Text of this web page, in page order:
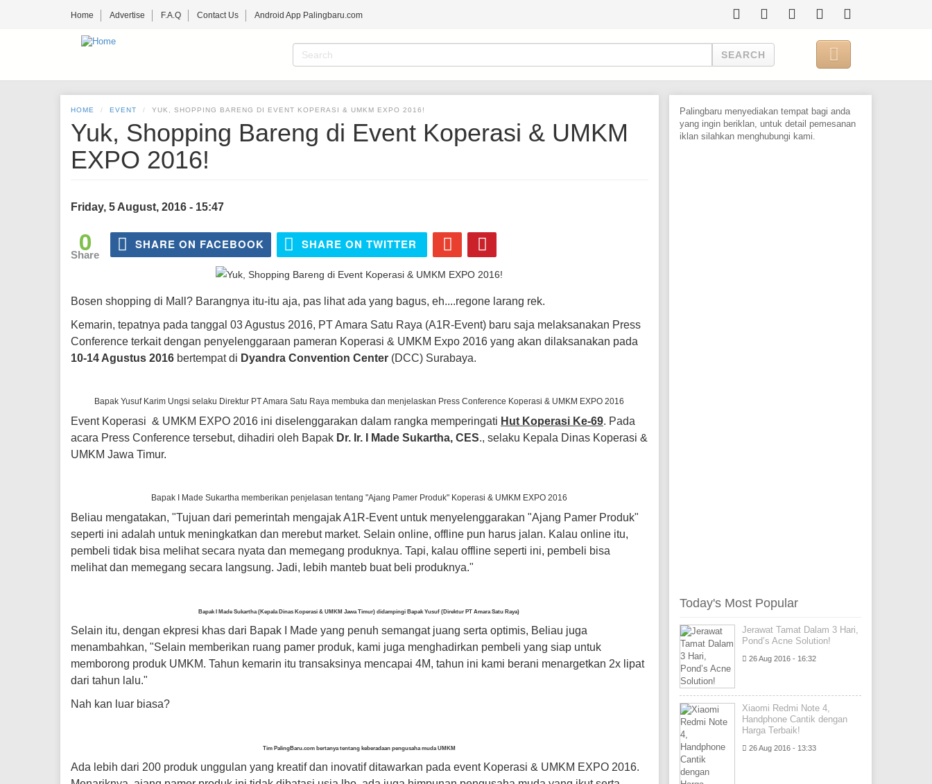
Home Advertise F.A.Q Contact Us Android App Palingbaru.com
Search
form
SEARCH

HOME EVENT YUK, SHOPPING BARENG DI EVENT KOPERASI & UMKM EXPO 2016!
Yuk, Shopping Bareng di Event Koperasi & UMKM
EXPO 2016!
Friday, 5 August, 2016 - 15:47
0
Share
SHARE ON FACEBOOK SHARE ON TWITTER
Bosen shopping di Mall? Barangnya itu-itu aja, pas lihat ada yang bagus, eh....regone larang rek.
Kemarin, tepatnya pada tanggal 03 Agustus 2016, PT Amara Satu Raya (A1R-Event) baru saja melaksanakan Press
Conference terkait dengan penyelenggaraan pameran Koperasi & UMKM Expo 2016 yang akan dilaksanakan pada
10-14 Agustus 2016 bertempat di Dyandra Convention Center (DCC) Surabaya.
Bapak Yusuf Karim Ungsi selaku Direktur PT Amara Satu Raya membuka dan menjelaskan Press Conference Koperasi & UMKM EXPO 2016
Event Koperasi & UMKM EXPO 2016 ini diselenggarakan dalam rangka memperingati Hut Koperasi Ke-69. Pada
acara Press Conference tersebut, dihadiri oleh Bapak Dr. Ir. I Made Sukartha, CES., selaku Kepala Dinas Koperasi &
UMKM Jawa Timur.
Bapak I Made Sukartha memberikan penjelasan tentang "Ajang Pamer Produk" Koperasi & UMKM EXPO 2016
Beliau mengatakan, "Tujuan dari pemerintah mengajak A1R-Event untuk menyelenggarakan "Ajang Pamer Produk"
seperti ini adalah untuk meningkatkan dan merebut market. Selain online, offline pun harus jalan. Kalau online itu,
pembeli tidak bisa melihat secara nyata dan memegang produknya. Tapi, kalau offline seperti ini, pembeli bisa
melihat dan memegang secara langsung. Jadi, lebih manteb buat beli produknya."
Bapak I Made Sukartha (Kepala Dinas Koperasi & UMKM Jawa Timur) didampingi Bapak Yusuf (Direktur PT Amara Satu Raya)
Selain itu, dengan ekpresi khas dari Bapak I Made yang penuh semangat juang serta optimis, Beliau juga
menambahkan, "Selain memberikan ruang pamer produk, kami juga menghadirkan pembeli yang siap untuk
memborong produk UMKM. Tahun kemarin itu transaksinya mencapai 4M, tahun ini kami berani menargetkan 2x lipat
dari tahun lalu."
Nah kan luar biasa?
Tim PalingBaru.com bertanya tentang keberadaan pengusaha muda UMKM
Ada lebih dari 200 produk unggulan yang kreatif dan inovatif ditawarkan pada event Koperasi & UMKM EXPO 2016.
Palingbaru menyediakan tempat bagi anda
yang ingin beriklan, untuk detail pemesanan
iklan silahkan menghubungi kami.
Today's Most Popular
Jerawat Tamat Dalam 3 Hari,
Pond’s Acne Solution!
26 Aug 2016 - 16:32
Xiaomi Redmi Note 4,
Handphone Cantik dengan
Harga Terbaik!
26 Aug 2016 - 13:33